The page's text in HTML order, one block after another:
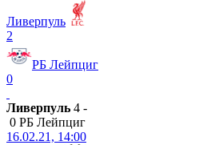
Ливерпуль
2
РБ Лейпциг
0
Ливерпуль 4 -
0 РБ Лейпциг
16.02.21, 14:00